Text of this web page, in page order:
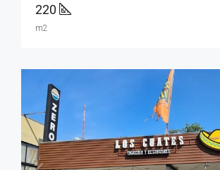
220
m2